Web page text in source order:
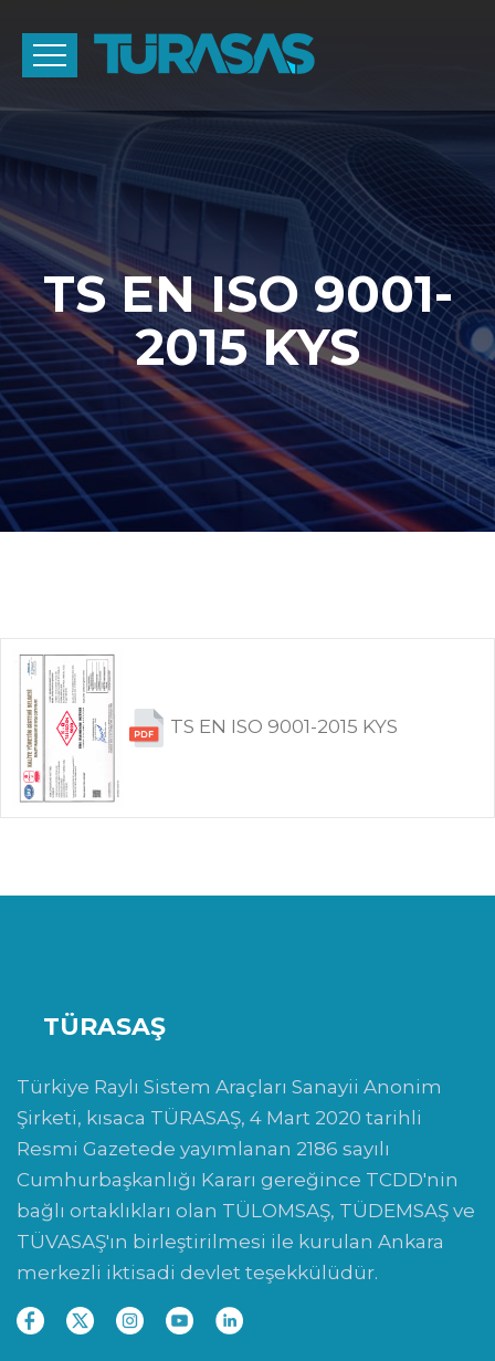
TS EN ISO 9001-
2015 KYS
TS EN ISO 9001-2015 KYS
TÜRASAŞ
Türkiye Raylı Sistem Araçları Sanayii Anonim
Şirketi, kısaca TÜRASAŞ, 4 Mart 2020 tarihli
Resmi Gazetede yayımlanan 2186 sayılı
Cumhurbaşkanlığı Kararı gereğince TCDD'nin
bağlı ortaklıkları olan TÜLOMSAŞ, TÜDEMSAŞ ve
TÜVASAŞ'ın birleştirilmesi ile kurulan Ankara
merkezli iktisadi devlet teşekkülüdür.